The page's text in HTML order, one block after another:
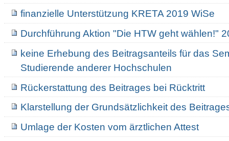
finanzielle Unterstützung KRETA 2019 WiSe
Durchführung Aktion "Die HTW geht wählen!"
keine Erhebung des Beitragsanteils für das
Studierende anderer Hochschulen
Rückerstattung des Beitrages bei Rücktritt
Klarstellung der Grundsätzlichkeit des
Umlage der Kosten vom ärztlichen Attest